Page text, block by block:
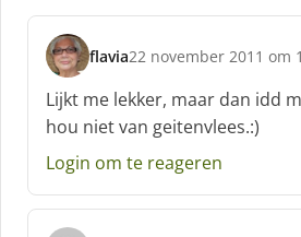
flavia
s
c
h
r
e
f
22 november 2011 om
Lijkt me lekker, maar dan idd
hou niet van geitenvlees.:)
Login om te reageren